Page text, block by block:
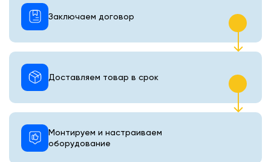
Монтируем и настраиваем
оборудование
Доставляем товар в срок
Заключаем договор